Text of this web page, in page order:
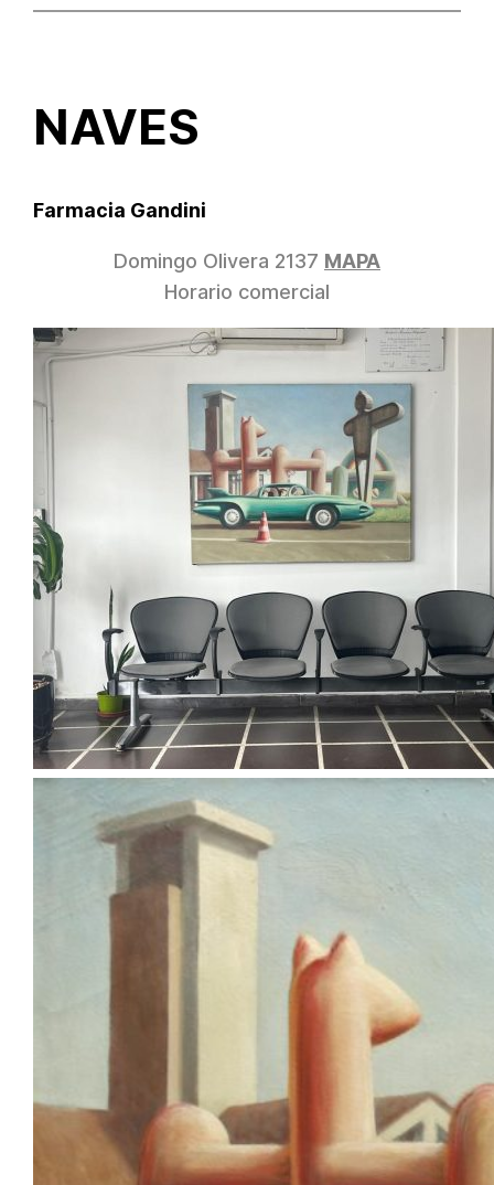
NAVES
Farmacia Gandini
Domingo Olivera 2137 MAPA
Horario comercial